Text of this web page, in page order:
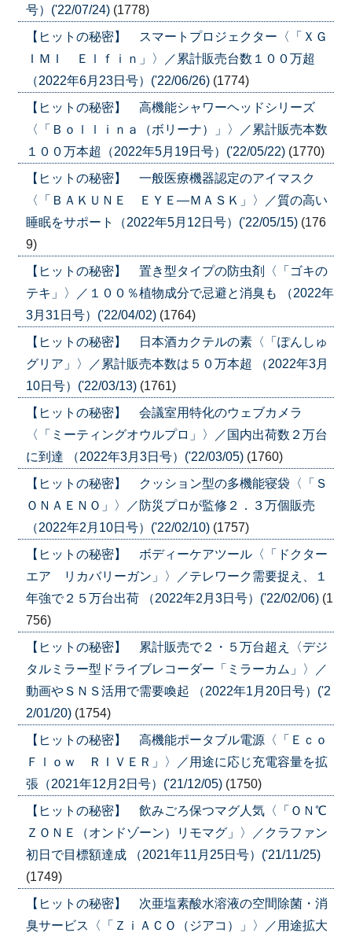
号）('22/07/24) (1778)
【ヒットの秘密】 スマートプロジェクター〈「ＸＧ
ＩＭＩ Ｅｌｆｉｎ」〉／累計販売台数１００万超
（2022年6月23日号）('22/06/26) (1774)
【ヒットの秘密】 高機能シャワーヘッドシリーズ
〈「Ｂｏｌｌｉｎａ（ボリーナ）」〉／累計販売本数
１００万本超（2022年5月19日号）('22/05/22) (1770)
【ヒットの秘密】 一般医療機器認定のアイマスク
〈「ＢＡＫＵＮＥ ＥＹＥ―ＭＡＳＫ」〉／質の高い
睡眠をサポート（2022年5月12日号）('22/05/15) (176
9)
【ヒットの秘密】 置き型タイプの防虫剤〈「ゴキの
テキ」〉／１００％植物成分で忌避と消臭も （2022年
3月31日号）('22/04/02) (1764)
【ヒットの秘密】 日本酒カクテルの素〈「ぽんしゅ
グリア」〉／累計販売本数は５０万本超 （2022年3月
10日号）('22/03/13) (1761)
【ヒットの秘密】 会議室用特化のウェブカメラ
〈「ミーティングオウルプロ」〉／国内出荷数２万台
に到達 （2022年3月3日号）('22/03/05) (1760)
【ヒットの秘密】 クッション型の多機能寝袋〈「Ｓ
ＯＮＡＥＮＯ」〉／防災プロが監修２．３万個販売
（2022年2月10日号）('22/02/10) (1757)
【ヒットの秘密】 ボディーケアツール〈「ドクター
エア リカバリーガン」〉／テレワーク需要捉え、１
年強で２５万台出荷 （2022年2月3日号）('22/02/06) (1
756)
【ヒットの秘密】 累計販売で２・５万台超え〈デジ
タルミラー型ドライブレコーダー「ミラーカム」〉／
動画やＳＮＳ活用で需要喚起 （2022年1月20日号）('2
2/01/20) (1754)
【ヒットの秘密】 高機能ポータブル電源〈「Ｅｃｏ
Ｆｌｏｗ ＲＩＶＥＲ」〉／用途に応じ充電容量を拡
張（2021年12月2日号）('21/12/05) (1750)
【ヒットの秘密】 飲みごろ保つマグ人気〈「ＯＮ℃
ＺＯＮＥ（オンドゾーン）リモマグ」〉／クラファン
初日で目標額達成 （2021年11月25日号）('21/11/25)
(1749)
【ヒットの秘密】 次亜塩素酸水溶液の空間除菌・消
臭サービス〈「ＺｉＡＣＯ（ジアコ）」〉／用途拡大